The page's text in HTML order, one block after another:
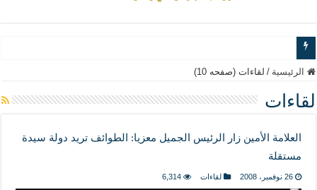
www.alamine.net
مواقف وآراء العلاّمة السيد علي الأمين من الأحداث والقضايا - اضغط للاطلاع
علاقات المذاهب والأديان لا يجوز أن تكون على حساب الأوطان
لن تحمينا مذاهبنا ولا طوائفنا ولا أحزابنا ولا جماعاتنا، بل الإنصهار الوطني والدولة
المذاهب ليست قدرًا لا يمكن تجاوزه
الرئيسية / لقاءات (صفحه 10)
لقاءات
العلامة الأمين زار الرئيس الجميل معزيا: الطوائف تريد دولة سيدة
مستقلة
26 نوفمبر، 2008 لقاءات 6,314